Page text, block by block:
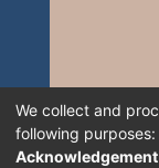
We collect and
following purposes: